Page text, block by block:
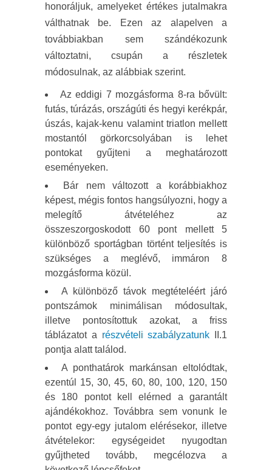
honoráljuk, amelyeket értékes jutalmakra
válthatnak be. Ezen az alapelven a
továbbiakban sem szándékozunk
változtatni, csupán a részletek
módosulnak, az alábbiak szerint.
Az eddigi 7 mozgásforma 8-ra bővült:
futás, túrázás, országúti és hegyi kerékpár,
úszás, kajak-kenu valamint triatlon mellett
mostantól görkorcsolyában is lehet
pontokat gyűjteni a meghatározott
eseményeken.
Bár nem változott a korábbiakhoz
képest, mégis fontos hangsúlyozni, hogy a
melegítő átvételéhez az
összeszorgoskodott 60 pont mellett 5
különböző sportágban történt teljesítés is
szükséges a meglévő, immáron 8
mozgásforma közül.
A különböző távok megtételéért járó
pontszámok minimálisan módosultak,
illetve pontosítottuk azokat, a friss
táblázatot a részvételi szabályzatunk II.1
pontja alatt találod.
A ponthatárok markánsan eltolódtak,
ezentúl 15, 30, 45, 60, 80, 100, 120, 150
és 180 pontot kell elérned a garantált
ajándékokhoz. Továbbra sem vonunk le
pontot egy-egy jutalom elérésekor, illetve
átvételekor: egységeidet nyugodtan
gyűjtheted tovább, megcélozva a